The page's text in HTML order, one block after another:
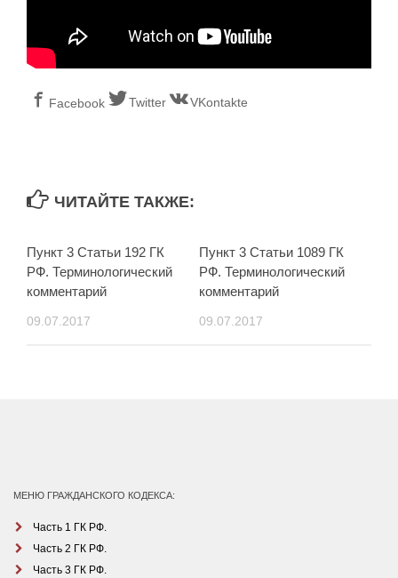
Facebook Twitter VKontakte
ЧИТАЙТЕ ТАКЖЕ:
Пункт 3 Статьи 192 ГК
РФ. Терминологический
комментарий
09.07.2017
Пункт 3 Статьи 1089 ГК
РФ. Терминологический
комментарий
09.07.2017
МЕНЮ ГРАЖДАНСКОГО КОДЕКСА:
Часть 1 ГК РФ.
Часть 2 ГК РФ.
Часть 3 ГК РФ.